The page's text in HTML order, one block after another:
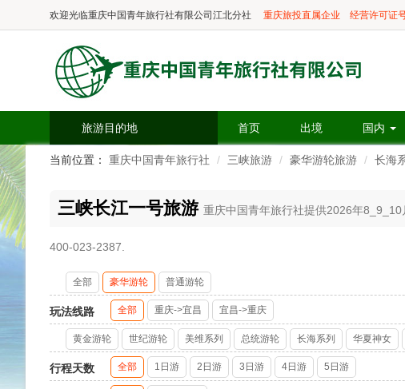
欢迎光临重庆中国青年旅行社有限公司江北分社 重庆旅投直属企业 经营许可证
旅游目的地 首页 出境 国内
当前位置： 重庆中国青年旅行社 三峡旅游 豪华游轮旅游 长海
三峡长江一号旅游 重庆中国青年旅行社提供2026年
400-023-2387.
全部 豪华游轮 普通游轮
玩法线路 全部 重庆->宜昌 宜昌->重庆
黄金游轮 世纪游轮 美维系列 总统游轮 长海系列 华夏神女
行程天数 全部 1日游 2日游 3日游 4日游 5日游